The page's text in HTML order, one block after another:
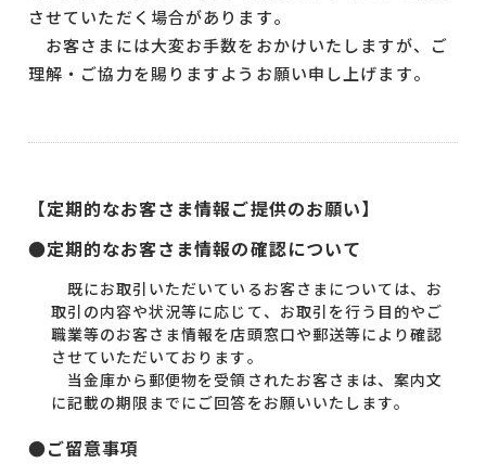
させていただく場合があります。
お客さまには大変お手数をおかけいたしますが、ご
理解・ご協力を賜りますようお願い申し上げます。
【定期的なお客さま情報ご提供のお願い】
●定期的なお客さま情報の確認について
既にお取引いただいているお客さまについては、お
取引の内容や状況等に応じて、お取引を行う目的やご
職業等のお客さま情報を店頭窓口や郵送等により確認
させていただいております。
当金庫から郵便物を受領されたお客さまは、案内文
に記載の期限までにご回答をお願いいたします。
●ご留意事項